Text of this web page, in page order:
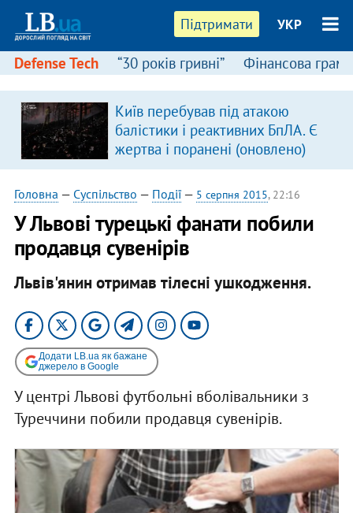
Підтримати УКР
Defense Tech “30 років гривні” Фінансова
Київ перебував під атакою
балістики і реактивних БпЛА. Є
жертва і поранені (оновлено)
Головна — Суспільство — Події— 5 серпня 2015, 22:16
У Львові турецькі фанати побили
продавця сувенірів
Львів'янин отримав тілесні ушкодження.
Додати LB.ua як бажане
джерело в Google
У центрі Львові футбольні вболівальники з
Туреччини побили продавця сувенірів.